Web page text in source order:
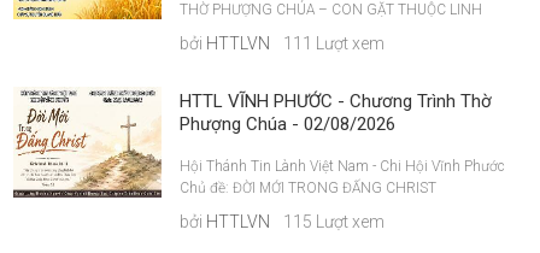
THỜ PHƯỢNG CHÚA – CON GẶT THUỘC LINH
bởi HTTLVN 111 Lượt xem
HTTL VĨNH PHƯỚC - Chương Trình Thờ
Phượng Chúa - 02/08/2026
Hội Thánh Tin Lành Việt Nam - Chi Hội Vĩnh Phước
Chủ đề: ĐỜI MỚI TRONG ĐẤNG CHRIST
bởi HTTLVN 115 Lượt xem